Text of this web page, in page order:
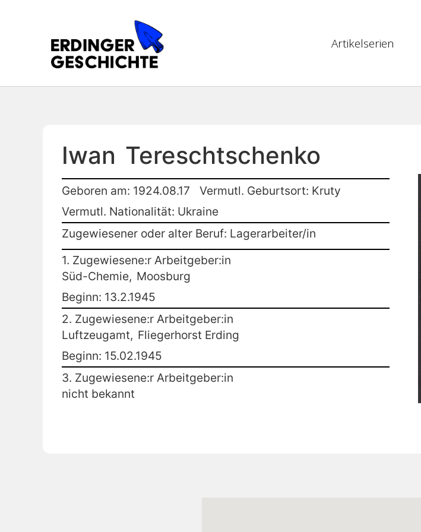
Artikelserien
Iwan Tereschtschenko
Geboren am: 1924.08.17
Vermutl. Geburtsort: Kruty
Vermutl. Nationalität: Ukraine
Zugewiesener oder alter Beruf: Lagerarbeiter/in
1. Zugewiesene:r Arbeitgeber:in
Süd-Chemie, Moosburg
Beginn: 13.2.1945
2. Zugewiesene:r Arbeitgeber:in
Luftzeugamt, Fliegerhorst Erding
Beginn: 15.02.1945
3. Zugewiesene:r Arbeitgeber:in
nicht bekannt